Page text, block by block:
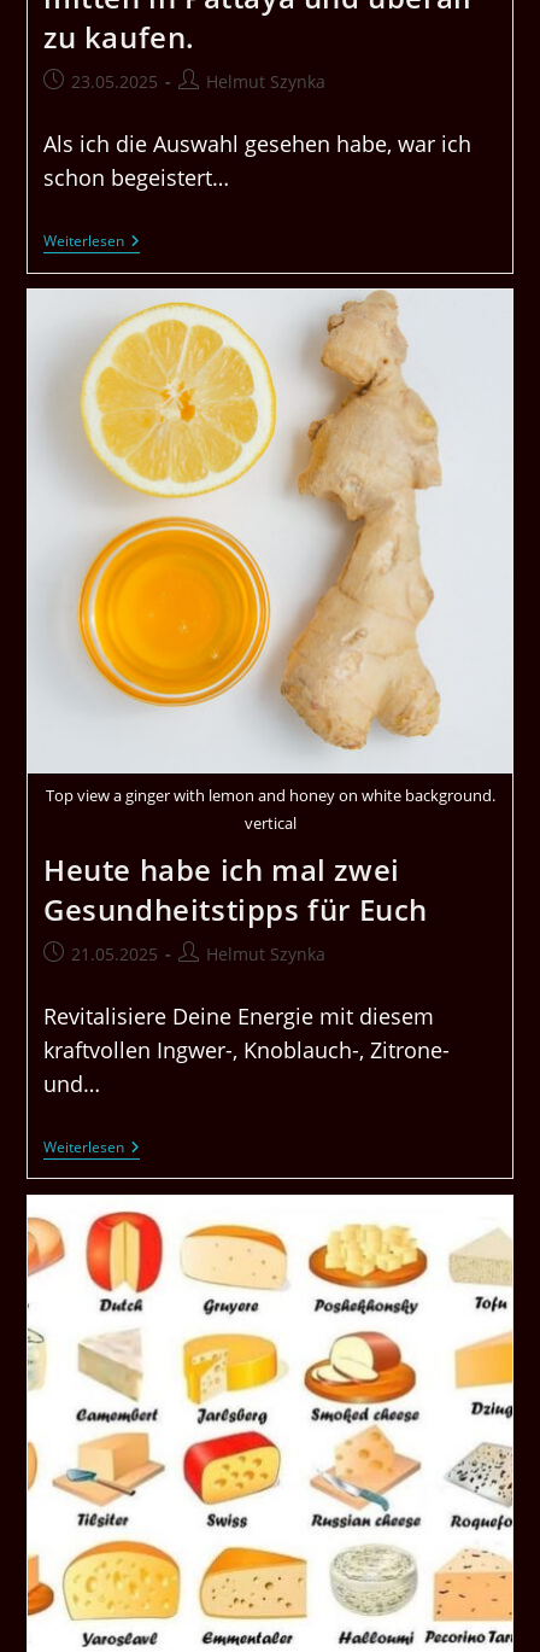
zu kaufen.
Beitrag23.05.2025
Beitrags-
Helmut Szynka
Als ich die Auswahl gesehen habe, war ich
schon begeistert…
WeiterlesenSmokey
Mountain
Foods,
Mitten
In
Pattaya
Und
Überall
Zu
Kaufen.
Top view a ginger with lemon and honey on white background.
vertical
Heute habe ich mal zwei
Gesundheitstipps für Euch
Beitrag21.05.2025
Beitrags-
Helmut Szynka
Revitalisiere Deine Energie mit diesem
kraftvollen Ingwer-, Knoblauch-, Zitrone-
und…
WeiterlesenHeute
Habe
Ich
Zwei
Gesundheitstipps
Euch